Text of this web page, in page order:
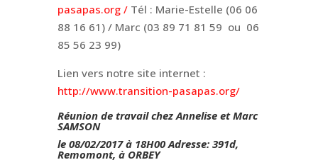
pasapas.org / Tél : Marie-Estelle (06 06
88 16 61) / Marc (03 89 71 81 59 ou 06
85 56 23 99)
Lien vers notre site internet :
http://www.transition-pasapas.org/
Réunion de travail chez Annelise et Marc
SAMSON
le 08/02/2017 à 18H00 Adresse: 391d,
Remomont, à ORBEY